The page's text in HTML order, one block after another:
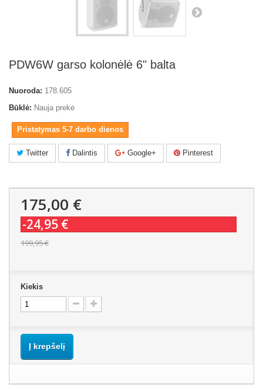
PDW6W garso kolonėlė 6" balta
Nuoroda: 178.605
Būklė: Nauja prekė
Pristatymas 5-7 darbo dienos
Twitter Dalintis Google+ Pinterest
175,00 €
-24,95 €
199,95 €
Kiekis
Į krepšelį